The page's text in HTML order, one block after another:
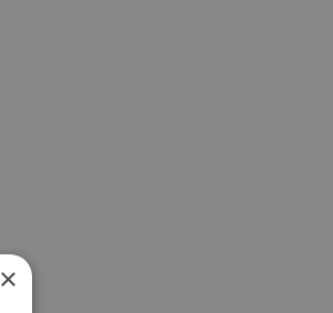
×